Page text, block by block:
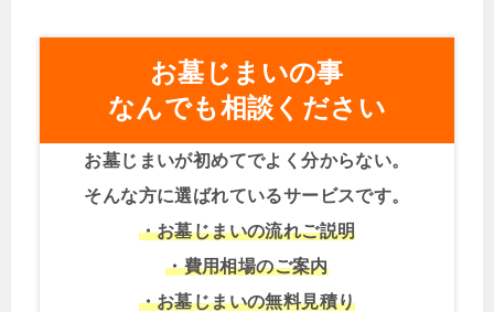
お墓じまいの事
なんでも相談ください
お墓じまいが初めてでよく分からない。
そんな方に選ばれているサービスです。
・お墓じまいの流れご説明
・費用相場のご案内
・お墓じまいの無料見積り